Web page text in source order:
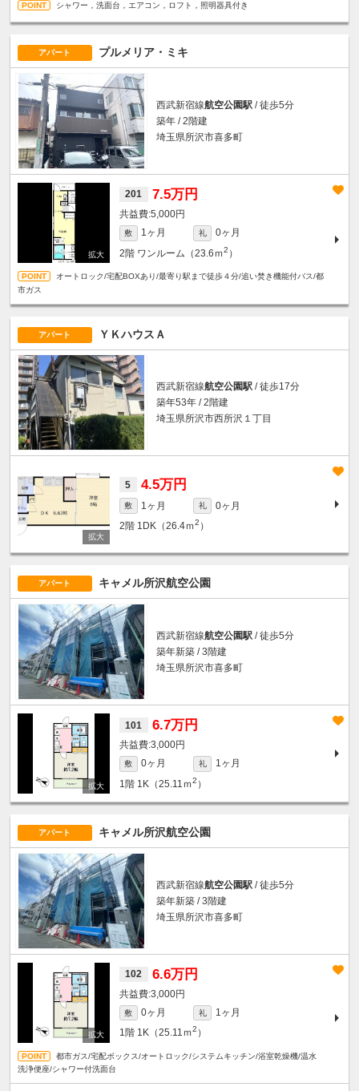
シャワー，洗面台，エアコン，ロフト，照明器具付き
アパート プルメリア・ミキ
西武新宿線航空公園駅 / 徒歩5分
築年 / 2階建
埼玉県所沢市喜多町
201 7.5万円
5,000円
敷 1ヶ月 礼
0ヶ月
2階 ワンルーム（23.6ｍ2 ）
オートロック/宅配BOXあり/最寄り駅まで徒歩４分/追い焚き機能付バス/都
市ガス
アパート ＹＫハウスＡ
西武新宿線航空公園駅 / 徒歩17分
築年53年 / 2階建
埼玉県所沢市西所沢１丁目
5 4.5万円
敷 1ヶ月 礼
0ヶ月
2階 1DK（26.4ｍ2 ）
アパート キャメル所沢航空公園
西武新宿線航空公園駅 / 徒歩5分
築年新築 / 3階建
埼玉県所沢市喜多町
101 6.7万円
3,000円
敷 0ヶ月 礼
1ヶ月
1階 1K（25.11ｍ2 ）
アパート キャメル所沢航空公園
西武新宿線航空公園駅 / 徒歩5分
築年新築 / 3階建
埼玉県所沢市喜多町
102 6.6万円
3,000円
敷 0ヶ月 礼
1ヶ月
1階 1K（25.11ｍ2 ）
都市ガス/宅配ボックス/オートロック/システムキッチン/浴室乾燥機/温水
洗浄便座/シャワー付洗面台